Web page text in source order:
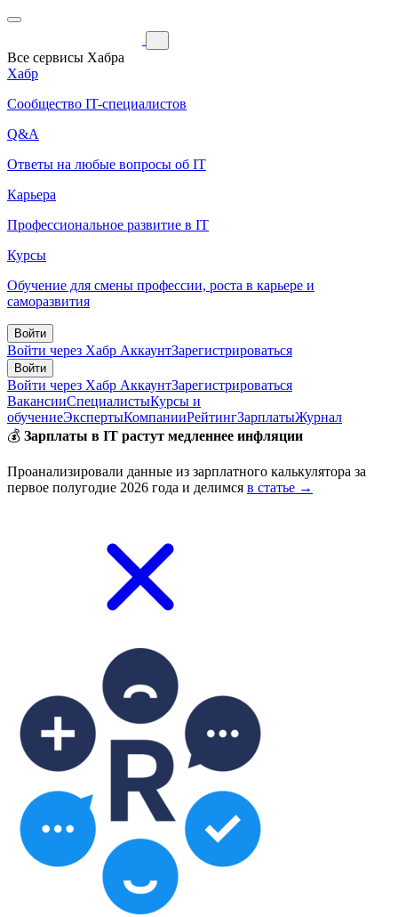
Все сервисы Хабра
Хабр
Сообщество IT-специалистов
Q&A
Ответы на любые вопросы об IT
Карьера
Профессиональное развитие в IT
Курсы
Обучение для смены профессии, роста в карьере и
саморазвития
Войти
Войти через Хабр АккаунтЗарегистрироваться
Войти
Войти через Хабр АккаунтЗарегистрироваться
ВакансииСпециалистыКурсы и
обучениеЭкспертыКомпанииРейтингЗарплатыЖурнал
💰 Зарплаты в IT растут медленнее инфляции
Проанализировали данные из зарплатного калькулятора за
первое полугодие 2026 года и делимся в статье →